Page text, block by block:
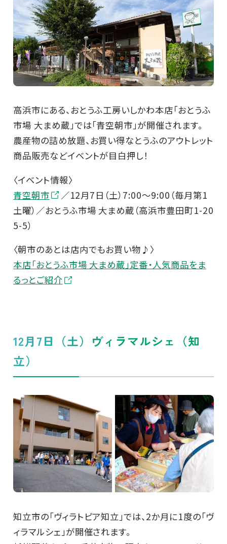
高浜市にある、おとうふ工房いしかわ本店「おとうふ
市場 大まめ蔵」では「青空朝市」が開催されます。
農産物の詰め放題、お買い得なとうふのアウトレット
商品販売などイベントが目白押し！
〈イベント情報〉
青空朝市
／12月7日（土）7:00～9:00（毎月第1
土曜）／おとうふ市場 大まめ蔵（高浜市豊田町1-20
5-5）
〈朝市のあとは店内でもお買い物♪〉
本店「おとうふ市場 大まめ蔵」定番・人気商品をま
るっとご紹介
12月7日（土）ヴィラマルシェ（知
立）
知立市の「ヴィラトピア知立」では、2か月に1度の「ヴ
ィラマルシェ」が開催されます。